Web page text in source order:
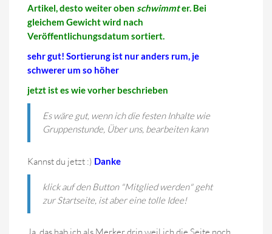
Artikel, desto weiter oben schwimmter. Bei
gleichem Gewicht wird nach
Veröffentlichungsdatum sortiert.
sehr gut! Sortierung ist nur anders rum, je
schwerer um so höher
jetzt ist es wie vorher beschrieben
Es wäre gut, wenn ich die festen Inhalte wie
Gruppenstunde, Über uns, bearbeiten kann
Kannst du jetzt :) Danke
klick auf den Button "Mitglied werden" geht
zur Startseite, ist aber eine tolle Idee!